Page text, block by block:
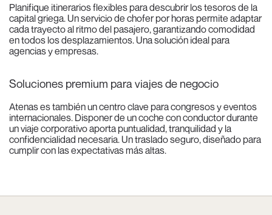
Planifique itinerarios flexibles para descubrir los tesoros de la
capital griega. Un servicio de chofer por horas permite adaptar
cada trayecto al ritmo del pasajero, garantizando comodidad
en todos los desplazamientos. Una solución ideal para
agencias y empresas.
Soluciones premium para viajes de negocio
Atenas es también un centro clave para congresos y eventos
internacionales. Disponer de un coche con conductor durante
un viaje corporativo aporta puntualidad, tranquilidad y la
confidencialidad necesaria. Un traslado seguro, diseñado para
cumplir con las expectativas más altas.